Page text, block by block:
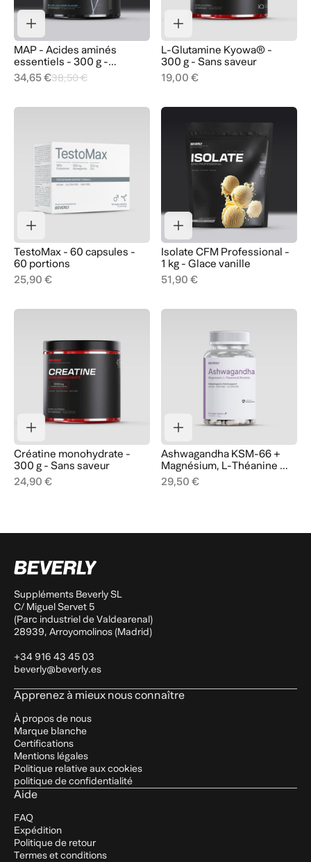
MAP - Acides aminés
essentiels - 300 g -
Sucette bleue
34,65 €38,50 €
L-Glutamine Kyowa® -
300 g - Sans saveur
19,00 €
TestoMax - 60 capsules -
60 portions
25,90 €
Isolate CFM Professional -
1 kg - Glace vanille
51,90 €
Créatine monohydrate -
300 g - Sans saveur
24,90 €
Ashwagandha KSM-66 +
Magnésium, L-Théanine &
Rhodiola - 60 Gélules - 60
Portions
29,50 €
Suppléments Beverly SL
C/ Miguel Servet 5
(Parc industriel de Valdearenal)
28939, Arroyomolinos (Madrid)
+34 916 43 45 03
beverly@beverly.es
Apprenez à mieux nous connaître
À propos de nous
Marque blanche
Certifications
Mentions légales
Politique relative aux cookies
politique de confidentialité
Aide
FAQ
Expédition
Politique de retour
Termes et conditions